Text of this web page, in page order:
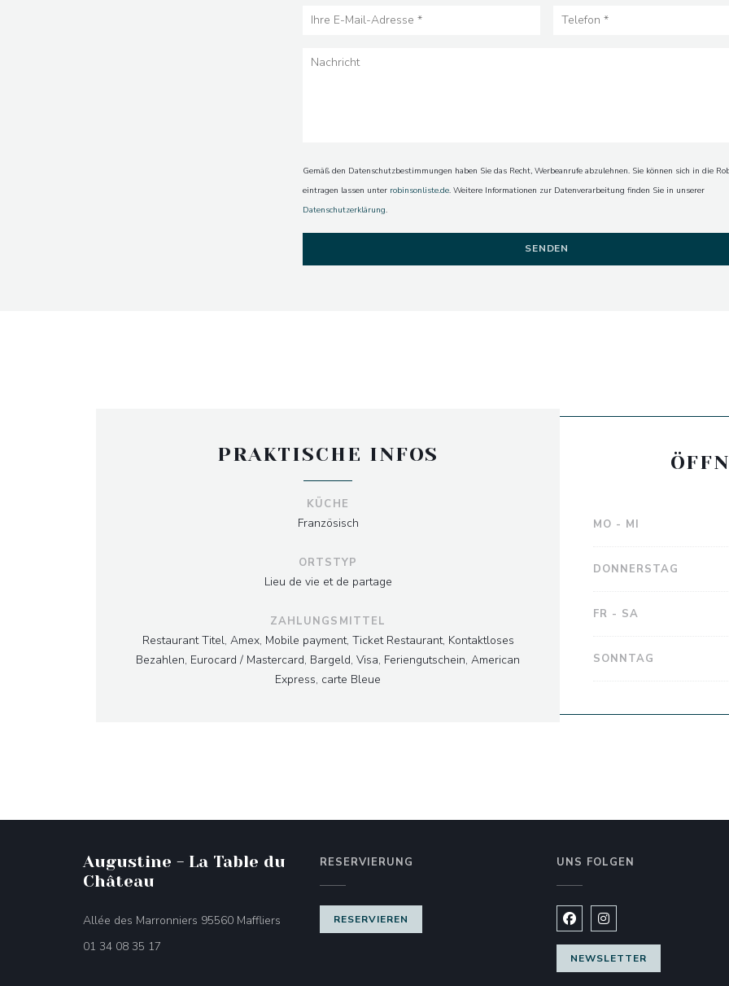
Gemäß den Datenschutzbestimmungen haben Sie das Recht, Werbeanrufe abzulehnen. Sie können sich in die
eintragen lassen unter robinsonliste.de. Weitere Informationen zur Datenverarbeitung finden Sie in unserer
Datenschutzerklärung.
PRAKTISCHE INFOS
KÜCHE
Französisch
ORTSTYP
Lieu de vie et de partage
ZAHLUNGSMITTEL
Restaurant Titel, Amex, Mobile payment, Ticket Restaurant, Kontaktloses
Bezahlen, Eurocard / Mastercard, Bargeld, Visa, Feriengutschein, American
Express, carte Bleue
MO - MI
DONNERSTAG
FR - SA
SONNTAG
Augustine - La Table du
Château
Allée des Marronniers 95560 Maffliers ((öffnet ein neues Fenster))
01 34 08 35 17
RESERVIERUNG
RESERVIEREN
UNS FOLGEN
Facebook ((öffnet ein neues
Instagram ((öffnet ein
NEWSLETTER